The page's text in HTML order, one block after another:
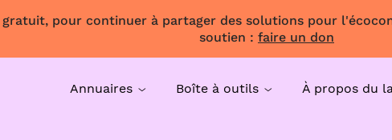
pour continuer à partager des solutions pour
soutien : faire un don
Annuaires Boîte à outils À propos du